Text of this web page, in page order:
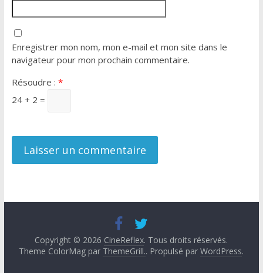
Enregistrer mon nom, mon e-mail et mon site dans le
navigateur pour mon prochain commentaire.
Résoudre : *
24 + 2 =
Copyright © 2026 CineReflex. Tous droits réservés.
Theme ColorMag par ThemeGrill.. Propulsé parWordPress.